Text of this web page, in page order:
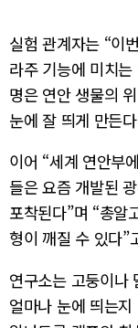
실험 관계자는 “이
라주 기능에 미치
명은 연안 생물의
눈에 잘 띄게 만든
이어 “세계 연안
들은 요즘 개발된
포착된다”며 “총알
형이 깨질 수 있다”
연구소는 고둥이나
얼마나 눈에 띄는